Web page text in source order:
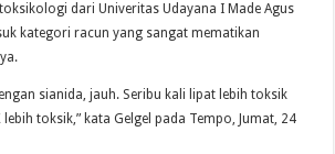
dari Univeritas Udayana I Made Agus
kategori racun yang sangat mematikan
sianida, jauh. Seribu kali lipat lebih toksik
toksik,” kata Gelgel pada Tempo, Jumat, 24